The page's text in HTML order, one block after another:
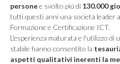
personee svolto più di 130.000
tutti questi anni una società leader
Formazione e Certificazione ICT.
L'esperienza maturata e l'utilizzo di
stabile hanno consentito la
aspetti qualitativi inerenti la